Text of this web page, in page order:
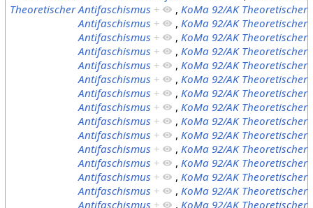
Theoretischer Antifaschismus + , KoMa 92/AK Theoretischer
Antifaschismus + , KoMa 92/AK Theoretischer
Antifaschismus + , KoMa 92/AK Theoretischer
Antifaschismus + , KoMa 92/AK Theoretischer
Antifaschismus + , KoMa 92/AK Theoretischer
Antifaschismus + , KoMa 92/AK Theoretischer
Antifaschismus + , KoMa 92/AK Theoretischer
Antifaschismus + , KoMa 92/AK Theoretischer
Antifaschismus + , KoMa 92/AK Theoretischer
Antifaschismus + , KoMa 92/AK Theoretischer
Antifaschismus + , KoMa 92/AK Theoretischer
Antifaschismus + , KoMa 92/AK Theoretischer
Antifaschismus + , KoMa 92/AK Theoretischer
Antifaschismus + , KoMa 92/AK Theoretischer
Antifaschismus + , KoMa 92/AK Theoretischer